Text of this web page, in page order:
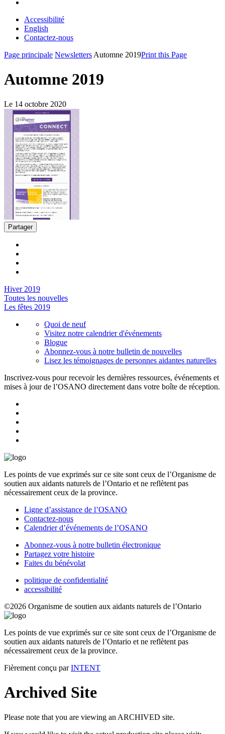
Accessibilité
English
Contactez-nous
Page principale Newsletters Automne 2019Print this Page
Automne 2019
Le 14 octobre 2020
Partager
Hiver 2019
Toutes les nouvelles
Les fêtes 2019
Quoi de neuf
Visitez notre calendrier d'événements
Blogue
Abonnez-vous à notre bulletin de nouvelles
Lisez les témoignages de personnes aidantes naturelles
Inscrivez-vous pour recevoir les dernières ressources, événements et
mises à jour de l’OSANO directement dans votre boîte de réception.
Les points de vue exprimés sur ce site sont ceux de l’Organisme de
soutien aux aidants naturels de l’Ontario et ne reflètent pas
nécessairement ceux de la province.
Ligne d’assistance de l’OSANO
Contactez-nous
Calendrier d’événements de l’OSANO
Abonnez-vous à notre bulletin électronique
Partagez votre histoire
Faites du bénévolat
politique de confidentialité
accessibilité
©2026 Organisme de soutien aux aidants naturels de l’Ontario
Les points de vue exprimés sur ce site sont ceux de l’Organisme de
soutien aux aidants naturels de l’Ontario et ne reflètent pas
nécessairement ceux de la province.
Fièrement conçu parINTENT
Archived Site
Please note that you are viewing an ARCHIVED site.